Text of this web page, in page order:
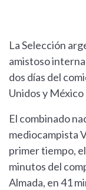
La Selección
amistoso
dos días del
Unidos y México
El combinado
mediocampista
primer tiempo,
minutos del
Almada, en 41